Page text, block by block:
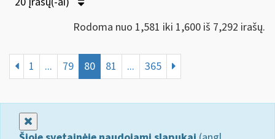
Rodoma nuo 1,581 iki 1,600 iš 7,292 irašų.
1 ... 79 80 81 ... 365